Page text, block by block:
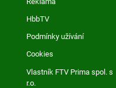
HbbTV
Podmínky užívání
Cookies
Vlastník FTV Prima spol. s
r.o.